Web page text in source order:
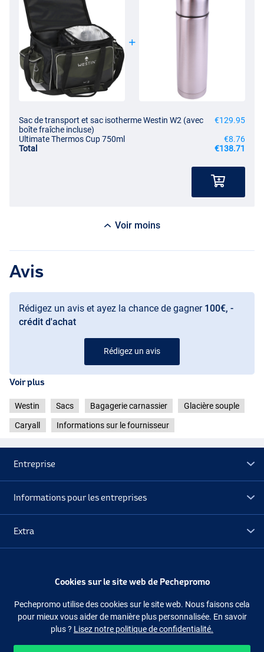
Sac de transport et sac isotherme Westin W2 (avec
boîte fraîche incluse)
€129.95
Ultimate Thermos Cup 750ml
€8.76
Total
€138.71
Voir moins
Avis
Rédigez un avis et ayez la chance de gagner 100€, -
crédit d'achat
Rédigez un avis
Voir plus
Westin Sacs Bagagerie carnassier Glacière souple
Caryall Informations sur le fournisseur
Entreprise
Informations pour les entreprises
Extra
Suivez-nous Facebook Instagram
Cookies sur le site web de Pechepromo
Pechepromo utilise des cookies sur le site web. Nous faisons cela
pour mieux vous aider de manière plus personnalisée. En savoir
plus ? Lisez notre politique de confidentialité.